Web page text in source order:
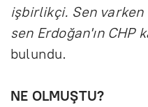
işbirlikçi. Sen varken
sen Erdoğan'ın CHP
bulundu.
NE OLMUŞTU?